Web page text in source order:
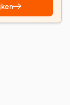
→